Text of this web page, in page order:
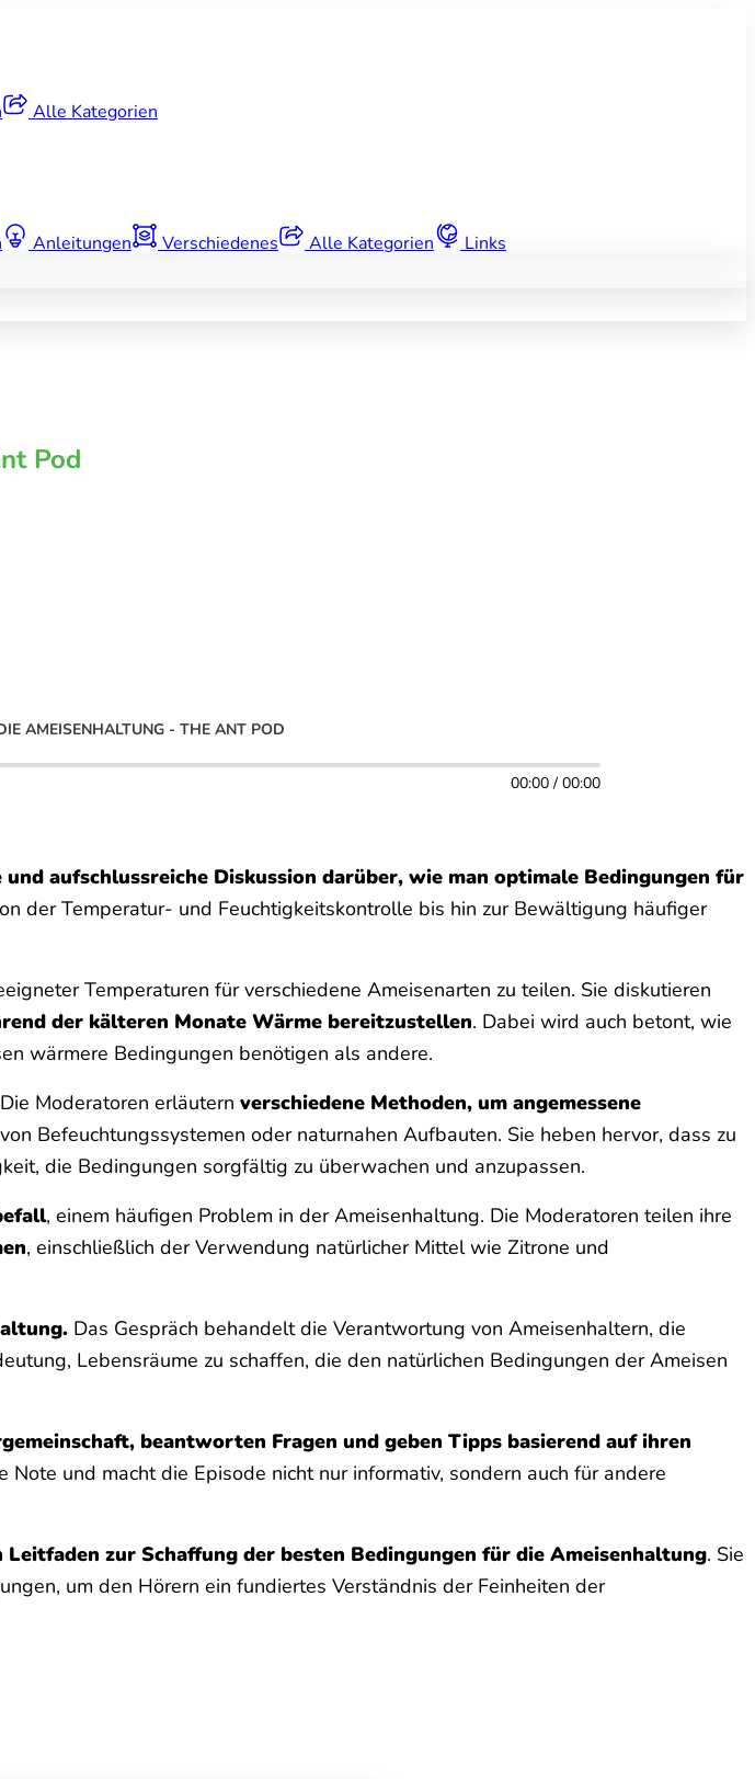
Alle Kategorien
Anleitungen Verschiedenes Alle Kategorien Links
Pod
AMEISENHALTUNG - THE ANT POD
00:00 / 00:00
aufschlussreiche Diskussion darüber, wie man optimale Bedingungen für
der Temperatur- und Feuchtigkeitskontrolle bis hin zur Bewältigung häufiger
Temperaturen für verschiedene Ameisenarten zu teilen. Sie diskutieren
der kälteren Monate Wärme bereitzustellen. Dabei wird auch betont, wie
wärmere Bedingungen benötigen als andere.
Moderatoren erläutern verschiedene Methoden, um angemessene
Befeuchtungssystemen oder naturnahen Aufbauten. Sie heben hervor, dass zu
die Bedingungen sorgfältig zu überwachen und anzupassen.
, einem häufigen Problem in der Ameisenhaltung. Die Moderatoren teilen ihre
, einschließlich der Verwendung natürlicher Mittel wie Zitrone und
Das Gespräch behandelt die Verantwortung von Ameisenhaltern, die
Lebensräume zu schaffen, die den natürlichen Bedingungen der Ameisen
beantworten Fragen und geben Tipps basierend auf ihren
und macht die Episode nicht nur informativ, sondern auch für andere
Leitfaden zur Schaffung der besten Bedingungen für die Ameisenhaltung. Sie
um den Hörern ein fundiertes Verständnis der Feinheiten der